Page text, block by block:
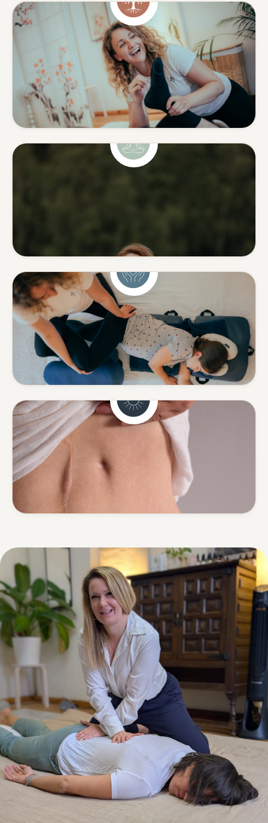
Shiatsu & Massage
Ganzheitliche Körperarbeit
aus Japan & klassische
Massage.
Mehr erfahren
Schwangerschaft
Sanfte Begleitung in einer
besonderen Zeit.
Mehr erfahren
Narbenentstörung
Spannungen rund um Narben
Mehr erfahren